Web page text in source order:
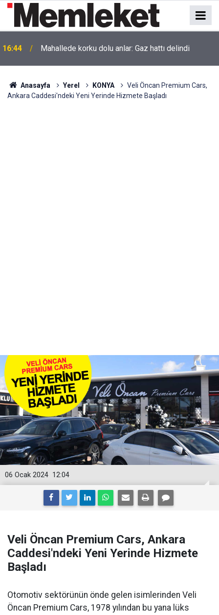
16:44 Mahallede korku dolu anlar: Gaz hattı delindi
Anasayfa Yerel KONYA
Veli Öncan Premium Cars,
Ankara Caddesi'ndeki Yeni Yerinde Hizmete Başladı
12:04
06 Ocak 2024
Veli Öncan Premium Cars, Ankara
Caddesi'ndeki Yeni Yerinde Hizmete
Başladı
Otomotiv sektörünün önde gelen isimlerinden Veli
Öncan Premium Cars, 1978 yılından bu yana lüks